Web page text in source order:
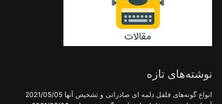
نوشته‌های تازه
انواع گونه‌های فلفل دلمه ای صادراتی و تشخیص آنها 2021/05/05